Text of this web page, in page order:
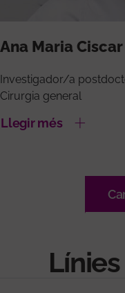
Ana Maria
Investigador/a
Cirurgia general
Llegir més